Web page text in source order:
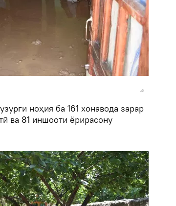
ноҳия ба 161 хонавода зарар
ва 81 иншооти ёрирасону